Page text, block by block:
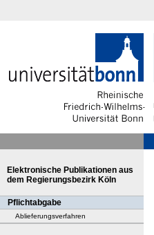
Elektronische Publikationen aus
dem Regierungsbezirk Köln
Pflichtabgabe
Ablieferungsverfahren